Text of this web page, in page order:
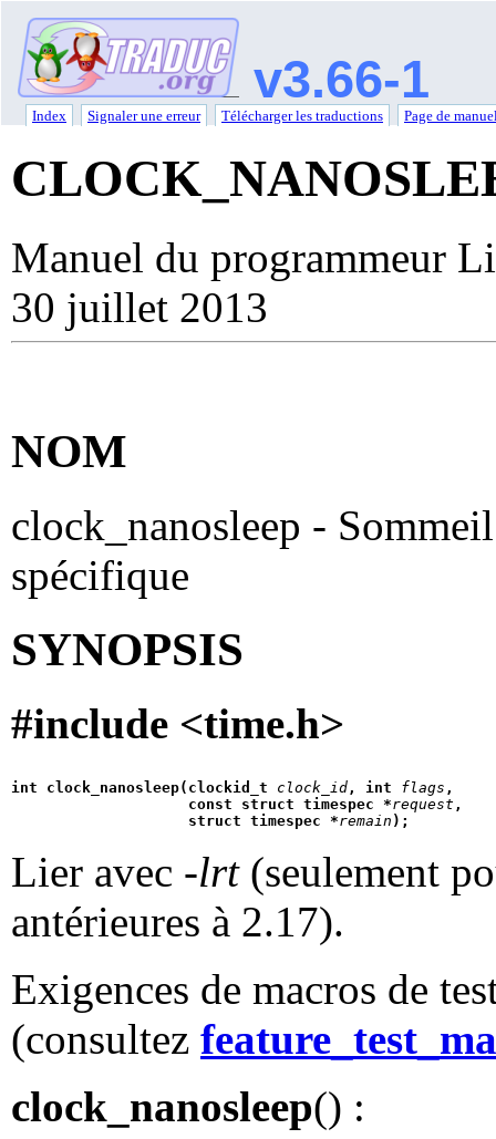
v3.66-1
Index Signaler une erreur Télécharger les traductions Page de
Manuel du programmeur
30 juillet 2013
NOM
clock_nanosleep -
spécifique
SYNOPSIS
#include <time.h>
int clock_nanosleep(clockid_t clock_id , int flags ,
                    const struct timespec *
request ,
                    struct timespec *
remain );
Lier avec -lrt(seulement
antérieures à 2.17).
Exigences de macros de
(consultez
clock_nanosleep() :